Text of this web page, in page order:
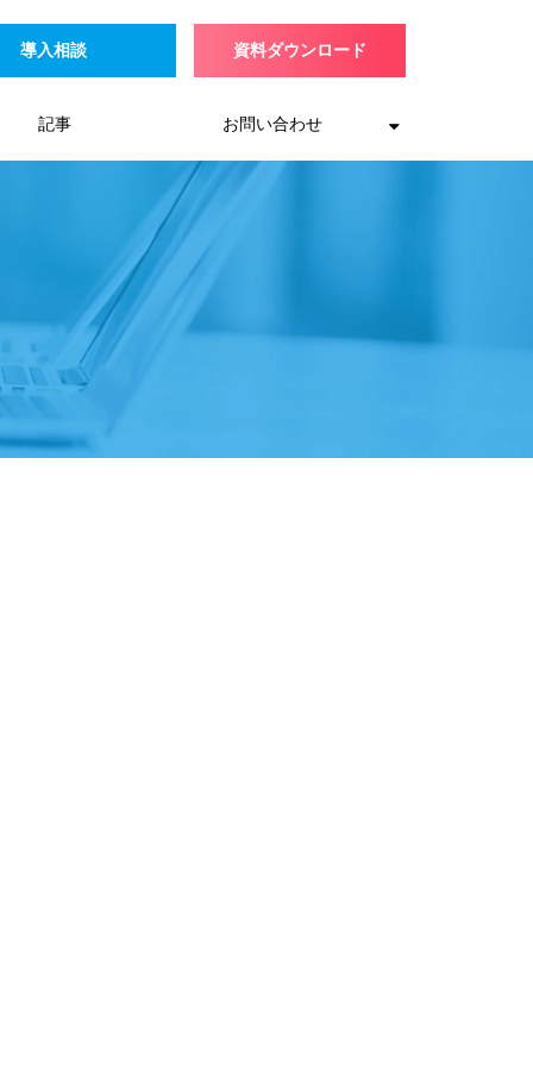
導入相談 資料ダウンロード
記事 お問い合わせ